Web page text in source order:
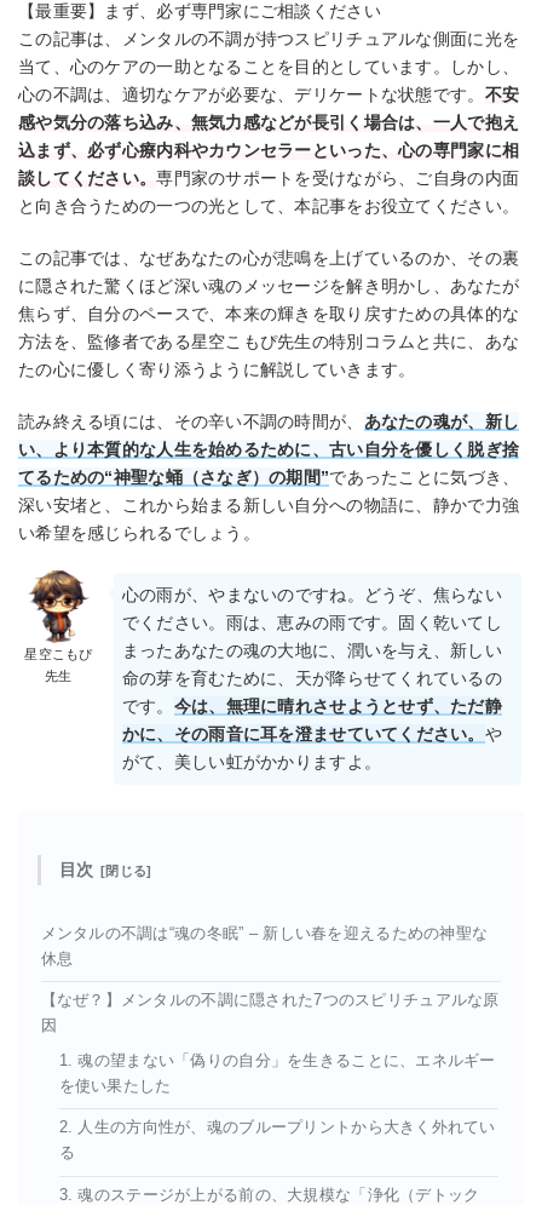
【最重要】まず、必ず専門家にご相談ください
この記事は、メンタルの不調が持つスピリチュアルな側面に光を
当て、心のケアの一助となることを目的としています。しかし、
心の不調は、適切なケアが必要な、デリケートな状態です。 不安
感や気分の落ち込み、無気力感などが長引く場合は、一人で抱え
込まず、必ず心療内科やカウンセラーといった、心の専門家に相
談してください。専門家のサポートを受けながら、ご自身の内面
と向き合うための一つの光として、本記事をお役立てください。
この記事では、なぜあなたの心が悲鳴を上げているのか、その裏
に隠された驚くほど深い魂のメッセージを解き明かし、あなたが
焦らず、自分のペースで、本来の輝きを取り戻すための具体的な
方法を、監修者である星空こもぴ先生の特別コラムと共に、あな
たの心に優しく寄り添うように解説していきます。
読み終える頃には、その辛い不調の時間が、 あなたの魂が、新し
い、より本質的な人生を始めるために、古い自分を優しく脱ぎ捨
てるための“神聖な蛹（さなぎ）の期間”であったことに気づき、
深い安堵と、これから始まる新しい自分への物語に、静かで力強
い希望を感じられるでしょう。
星空こもぴ
先生
心の雨が、やまないのですね。どうぞ、焦らない
でください。雨は、恵みの雨です。固く乾いてし
まったあなたの魂の大地に、潤いを与え、新しい
命の芽を育むために、天が降らせてくれているの
です。 今は、無理に晴れさせようとせず、ただ静
かに、その雨音に耳を澄ませていてください。 や
がて、美しい虹がかかりますよ。
目次
メンタルの不調は“魂の冬眠” – 新しい春を迎えるための神聖な
休息
【なぜ？】メンタルの不調に隠された7つのスピリチュアルな原
因
1. 魂の望まない「偽りの自分」を生きることに、エネルギー
を使い果たした
2. 人生の方向性が、魂のブループリントから大きく外れてい
る
3. 魂のステージが上がる前の、大規模な「浄化（デトック